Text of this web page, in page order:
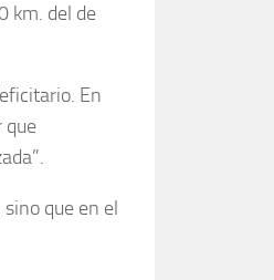
km. del de
En
que
que en el